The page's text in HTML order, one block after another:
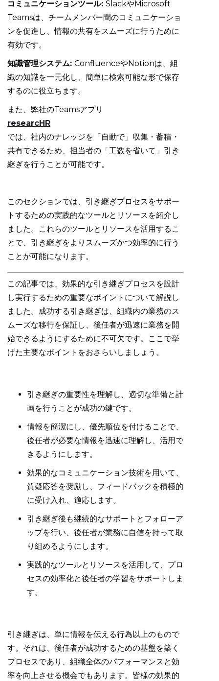
コミュニケーションツール: SlackやMicrosoft
Teamsは、チームメンバー間のコミュニケーショ
ンを促進し、情報の共有をスムーズに行うために
有効です。
知識管理システム: ConfluenceやNotionは、組
織の知識を一元化し、簡単に検索可能な形で保存
するのに役立ちます。
また、弊社のTeamsアプリ
researcHR
では、社内のナレッジを「自動で」収集・蓄積・
共有できるため、担当者の「工数を省いて」引き
継ぎを行うことが可能です。
このセクションでは、引き継ぎプロセスをサポー
トするための実践的なツールとリソースを紹介し
ました。これらのツールとリソースを活用するこ
とで、引き継ぎをよりスムーズかつ効率的に行う
ことが可能になります。
この記事では、効果的な引き継ぎプロセスを設計
し実行するための重要なポイントについて解説し
ました。成功する引き継ぎは、組織内の業務のス
ムーズな移行を保証し、後任者が迅速に業務を開
始できるようにするために不可欠です。ここで挙
げた主要なポイントをおさらいしましょう。
引き継ぎの重要性を理解し、適切な準備と計
画を行うことが成功の鍵です。
情報を簡潔にし、優先順位を付けることで、
後任者が必要な情報を迅速に理解し、活用で
きるようにします。
効果的なコミュニケーション技術を用いて、
質疑応答を奨励し、フィードバックを積極的
に受け入れ、適応します。
引き継ぎ後も継続的なサポートとフォローア
ップを行い、後任者が業務に自信を持って取
り組めるようにします。
実践的なツールとリソースを活用して、プロ
セスの効率化と後任者の学習をサポートしま
す。
引き継ぎは、単に情報を伝える行為以上のもので
す。それは、後任者が成功するための基盤を築く
プロセスであり、組織全体のパフォーマンスと効
率を向上させる機会でもあります。皆様の効果的